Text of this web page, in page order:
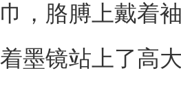
巾，胳膊上戴着
着墨镜站上了高